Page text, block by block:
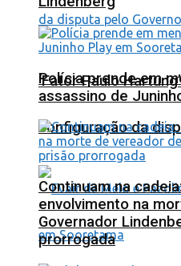
‘Fator Paulo
configuração da
Polícia prende em
assassino de
Continuam na
envolvimento na
Governador
prorrogada